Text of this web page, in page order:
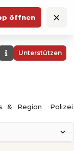
öffnen ×
Unterstützen
& Region Polizei